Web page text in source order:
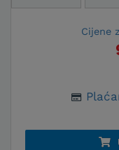
Cijene